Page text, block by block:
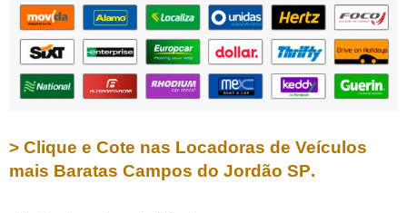
> Clique e Cote nas Locadoras de Veículos
mais Baratas Campos do Jordão SP.